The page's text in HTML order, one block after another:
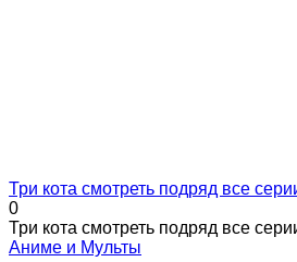
Три кота смотреть подряд все
0
Три кота смотреть подряд все
Аниме и Мульты